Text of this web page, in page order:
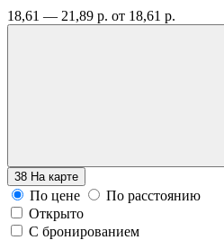
18,61 — 21,89 р. от 18,61 р.
38 На карте
По цене
По расстоянию
Открыто
С бронированием